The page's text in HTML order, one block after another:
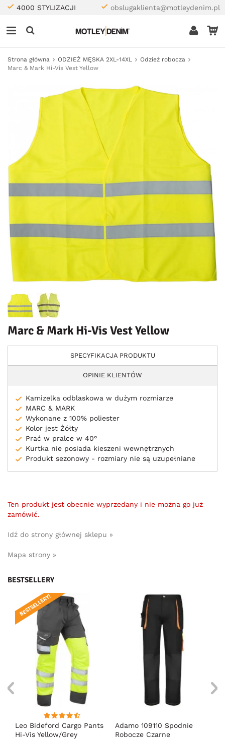
4000 STYLIZACJI obslugaklienta@motleydenim.pl
Strona główna ODZIEŻ MĘSKA 2XL-14XL
Odzież robocza
Marc & Mark Hi-Vis Vest Yellow
Marc & Mark Hi-Vis Vest Yellow
SPECYFIKACJA PRODUKTU
OPINIE KLIENTÓW
Kamizelka odblaskowa w dużym rozmiarze
MARC & MARK
Wykonane z 100% poliester
Kolor jest Żółty
Prać w pralce w 40°
Kurtka nie posiada kieszeni wewnętrznych
Produkt sezonowy - rozmiary nie są uzupełniane
Ten produkt jest obecnie wyprzedany i nie można go już
zamówić.
Idź do strony głównej sklepu »
Mapa strony »
BESTSELLERY
Leo Bideford Cargo Pants
Hi-Vis Yellow/Grey
BESTSELLERY!
Adamo 109110 Spodnie
Robocze Czarne